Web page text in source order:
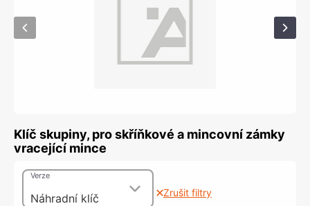
Klíč skupiny, pro skříňkové a mincovní zámky
vracející mince
Náhradní klíč
Verze
Zrušit filtry